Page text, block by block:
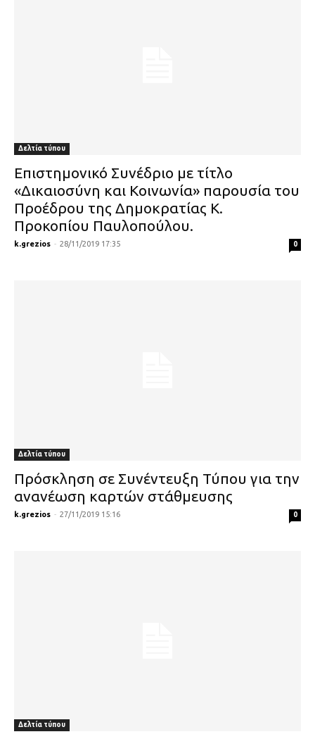
Δελτία τύπου
Επιστημονικό Συνέδριο με τίτλο
«Δικαιοσύνη και Κοινωνία» παρουσία του
Προέδρου της Δημοκρατίας Κ.
Προκοπίου Παυλοπούλου.
k.grezios - 28/11/2019 17:35 0
Δελτία τύπου
Πρόσκληση σε Συνέντευξη Τύπου για την
ανανέωση καρτών στάθμευσης
k.grezios - 27/11/2019 15:16 0
Δελτία τύπου